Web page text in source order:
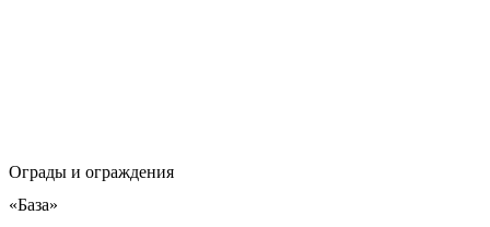
Ограды и ограждения
«База»